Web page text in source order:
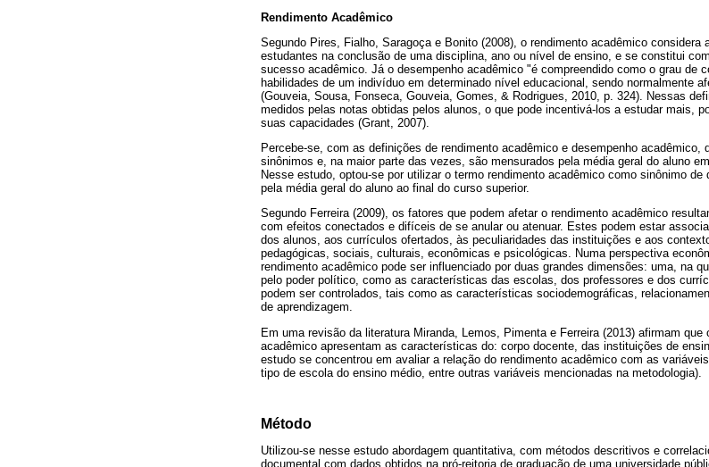
Rendimento Acadêmico
Segundo Pires, Fialho, Saragoça e Bonito (2008), o rendimento acadêmico
estudantes na conclusão de uma disciplina, ano ou nível de ensino, e se constitui
sucesso acadêmico. Já o desempenho acadêmico "é compreendido como o grau de
habilidades de um indivíduo em determinado nível educacional, sendo normalmente
(Gouveia, Sousa, Fonseca, Gouveia, Gomes, & Rodrigues, 2010, p. 324). Nessas
medidos pelas notas obtidas pelos alunos, o que pode incentivá-los a estudar mais,
suas capacidades (Grant, 2007).
Percebe-se, com as definições de rendimento acadêmico e desempenho
sinônimos e, na maior parte das vezes, são mensurados pela média geral do aluno
Nesse estudo, optou-se por utilizar o termo rendimento acadêmico como sinônimo
pela média geral do aluno ao final do curso superior.
Segundo Ferreira (2009), os fatores que podem afetar o rendimento acadêmico
com efeitos conectados e difíceis de se anular ou atenuar. Estes podem estar
dos alunos, aos currículos ofertados, às peculiaridades das instituições e aos
pedagógicas, sociais, culturais, econômicas e psicológicas. Numa perspectiva
rendimento acadêmico pode ser influenciado por duas grandes dimensões: uma, na
pelo poder político, como as características das escolas, dos professores e dos
podem ser controlados, tais como as características sociodemográficas,
de aprendizagem.
Em uma revisão da literatura Miranda, Lemos, Pimenta e Ferreira (2013) afirmam
acadêmico apresentam as características do: corpo docente, das instituições de
estudo se concentrou em avaliar a relação do rendimento acadêmico com as
tipo de escola do ensino médio, entre outras variáveis mencionadas na metodologia).
Método
Utilizou-se nesse estudo abordagem quantitativa, com métodos descritivos e
documental com dados obtidos na pró-reitoria de graduação de uma universidade